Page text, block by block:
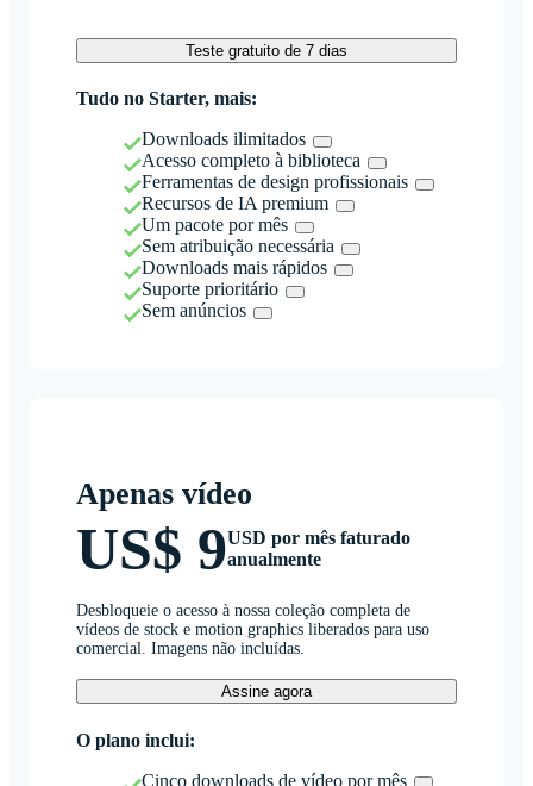
Teste gratuito de 7 dias
Tudo no Starter, mais:
Downloads ilimitados
Acesso completo à biblioteca
Ferramentas de design profissionais
Recursos de IA premium
Um pacote por mês
Sem atribuição necessária
Downloads mais rápidos
Suporte prioritário
Sem anúncios
Apenas vídeo
US$ 9USD por mês faturado
anualmente
Desbloqueie o acesso à nossa coleção completa de
vídeos de stock e motion graphics liberados para uso
comercial. Imagens não incluídas.
Assine agora
O plano inclui:
Cinco downloads de vídeo por mês